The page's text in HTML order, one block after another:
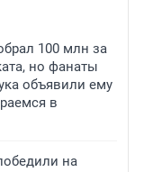
100 млн за
но фанаты
объявили ему
в
на